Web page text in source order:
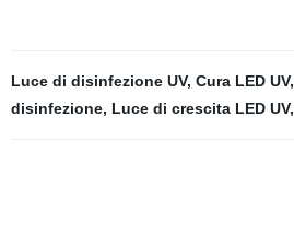
Luce di disinfezione UV, Cura LED UV,
disinfezione, Luce di crescita LED UV,